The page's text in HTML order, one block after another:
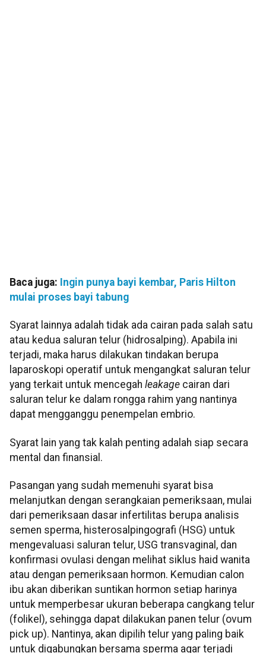
Baca juga: Ingin punya bayi kembar, Paris Hilton
mulai proses bayi tabung
Syarat lainnya adalah tidak ada cairan pada salah satu
atau kedua saluran telur (hidrosalping). Apabila ini
terjadi, maka harus dilakukan tindakan berupa
laparoskopi operatif untuk mengangkat saluran telur
yang terkait untuk mencegah leakage cairan dari
saluran telur ke dalam rongga rahim yang nantinya
dapat mengganggu penempelan embrio.
Syarat lain yang tak kalah penting adalah siap secara
mental dan finansial.
Pasangan yang sudah memenuhi syarat bisa
melanjutkan dengan serangkaian pemeriksaan, mulai
dari pemeriksaan dasar infertilitas berupa analisis
semen sperma, histerosalpingografi (HSG) untuk
mengevaluasi saluran telur, USG transvaginal, dan
konfirmasi ovulasi dengan melihat siklus haid wanita
atau dengan pemeriksaan hormon. Kemudian calon
ibu akan diberikan suntikan hormon setiap harinya
untuk memperbesar ukuran beberapa cangkang telur
(folikel), sehingga dapat dilakukan panen telur (ovum
pick up). Nantinya, akan dipilih telur yang paling baik
untuk digabungkan bersama sperma agar terjadi